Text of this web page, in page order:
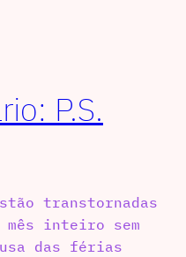
P.S.
transtornadas
inteiro sem
das férias